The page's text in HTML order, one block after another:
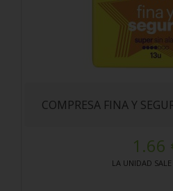
COMPRESA FINA Y
1.66
LA UNIDAD